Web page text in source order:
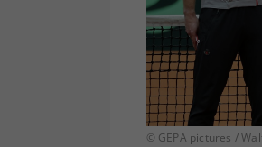
© GEPA pictures /